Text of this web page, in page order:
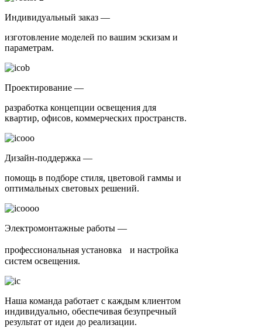
Индивидуальный заказ —
изготовление моделей по вашим эскизам и
параметрам.
Проектирование —
разработка концепции освещения для
квартир, офисов, коммерческих пространств.
Дизайн-поддержка —
помощь в подборе стиля, цветовой гаммы и
оптимальных световых решений.
Электромонтажные работы —
профессиональная установка и настройка
систем освещения.
Наша команда работает с каждым клиентом
индивидуально, обеспечивая безупречный
результат от идеи до реализации.